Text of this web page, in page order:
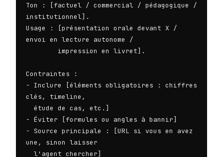
Ton : [factuel / commercial / pédagogique /
institutionnel].
Usage : [présentation orale devant X /
envoi en lecture autonome /
Contraintes :
- Inclure [éléments obligatoires : chiffres
clés, timeline,
- Éviter [formules ou angles à bannir]
- Source principale : [URL si vous en avez
une, sinon laisser